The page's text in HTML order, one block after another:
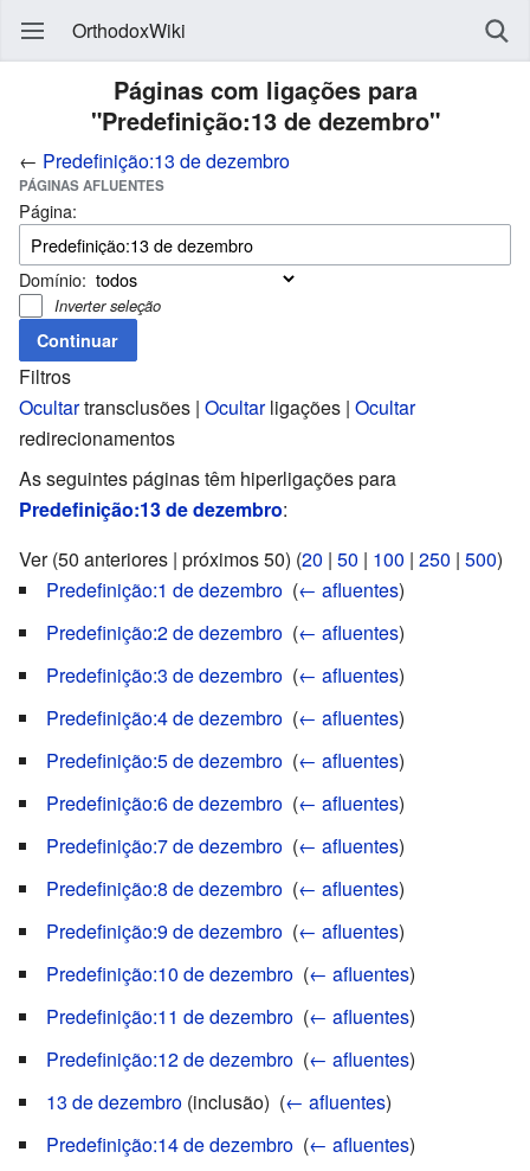
OrthodoxWiki
Páginas com ligações para
"Predefinição:13 de dezembro"
← Predefinição:13 de dezembro
PÁGINAS AFLUENTES
Página:
Domínio:
Inverter seleção
Filtros
Ocultartransclusões | Ocultarligações | Ocultar
redirecionamentos
As seguintes páginas têm hiperligações para
Predefinição:13 de dezembro:
Ver (50 anteriores | próximos 50) (20 | 50 | 100 | 250 | 500)
Predefinição:1 de dezembro (← afluentes)
Predefinição:2 de dezembro (← afluentes)
Predefinição:3 de dezembro (← afluentes)
Predefinição:4 de dezembro (← afluentes)
Predefinição:5 de dezembro (← afluentes)
Predefinição:6 de dezembro (← afluentes)
Predefinição:7 de dezembro (← afluentes)
Predefinição:8 de dezembro (← afluentes)
Predefinição:9 de dezembro (← afluentes)
Predefinição:10 de dezembro (← afluentes)
Predefinição:11 de dezembro (← afluentes)
Predefinição:12 de dezembro (← afluentes)
13 de dezembro (inclusão) ‎ (← afluentes)
Predefinição:14 de dezembro (← afluentes)